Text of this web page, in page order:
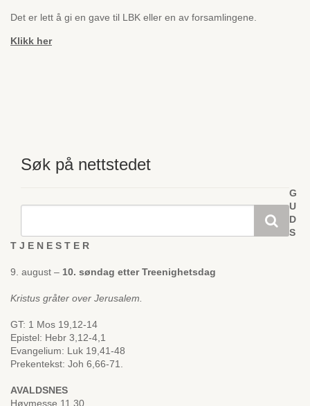
Det er lett å gi en gave til LBK eller en av forsamlingene.
Klikk her
Søk på nettstedet
G
U
D
S
T J E N E S T E R
9. august – 10. søndag etter Treenighetsdag
Kristus gråter over Jerusalem.
GT: 1 Mos 19,12-14
Epistel: Hebr 3,12-4,1
Evangelium: Luk 19,41-48
Prekentekst: Joh 6,66-71.
AVALDSNES
Høymesse 11.30